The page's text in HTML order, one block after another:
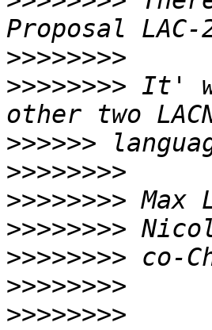
>>>>>>>>
>>>>>>>> It'
>>>>>>
>>>>>>>>
>>>>>>>>
>>>>>>>>
>>>>>>>>
>>>>>>>>
>>>>>>>>